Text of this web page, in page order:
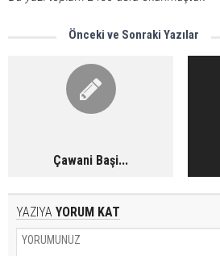
Önceki ve Sonraki Yazılar
Çawani Başi...
YAZIYA YORUM KAT